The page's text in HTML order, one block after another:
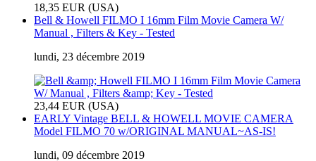
18,35 EUR (USA)
Bell & Howell FILMO I 16mm Film Movie Camera W/
Manual , Filters & Key - Tested
lundi, 23 décembre 2019
23,44 EUR (USA)
EARLY Vintage BELL & HOWELL MOVIE CAMERA
Model FILMO 70 w/ORIGINAL MANUAL~AS-IS!
lundi, 09 décembre 2019